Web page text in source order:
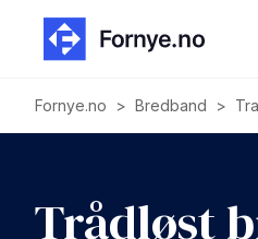
Fornye.no > Bredband >
Trådløst